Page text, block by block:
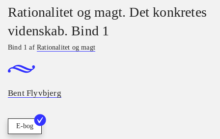
Rationalitet og magt. Det konkretes
videnskab. Bind 1
Bind 1 afRationalitet og magt
Bent Flyvbjerg
E-bog